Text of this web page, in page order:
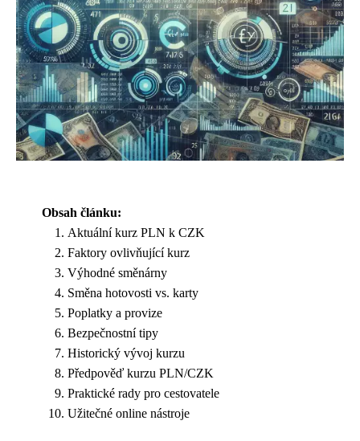
Obsah článku:
Aktuální kurz PLN k CZK
Faktory ovlivňující kurz
Výhodné směnárny
Směna hotovosti vs. karty
Poplatky a provize
Bezpečnostní tipy
Historický vývoj kurzu
Předpověď kurzu PLN/CZK
Praktické rady pro cestovatele
Užitečné online nástroje